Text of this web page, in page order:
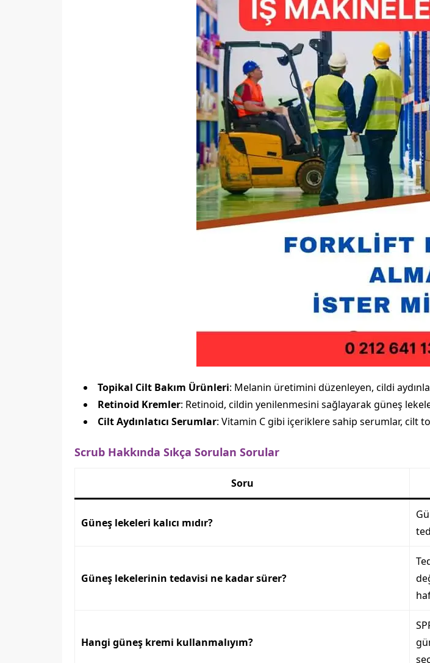
Topikal Cilt Bakım Ürünleri: Melanin üretimini düzenleyen, cildi
Retinoid Kremler: Retinoid, cildin yenilenmesini sağlayarak güneş
Cilt Aydınlatıcı Serumlar: Vitamin C gibi içeriklere sahip serumlar, cilt
Scrub Hakkında Sıkça Sorulan Sorular
Soru
Güneş lekeleri kalıcı mıdır?
Güneş lekelerinin tedavisi ne kadar sürer?
Hangi güneş kremi kullanmalıyım?